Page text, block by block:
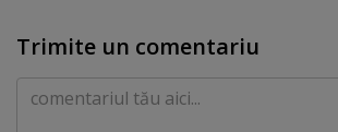
Trimite un comentariu
Comentariu